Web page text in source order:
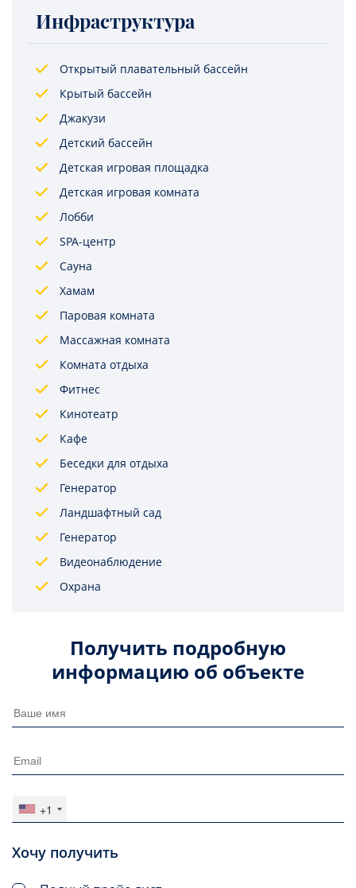
Инфраструктура
Открытый плавательный бассейн
Крытый бассейн
Джакузи
Детский бассейн
Детская игровая площадка
Детская игровая комната
Лобби
SPA-центр
Сауна
Хамам
Паровая комната
Массажная комната
Комната отдыха
Фитнес
Кинотеатр
Кафе
Беседки для отдыха
Генератор
Ландшафтный сад
Генератор
Видеонаблюдение
Охрана
Получить подробную
информацию об объекте
+1
Хочу получить